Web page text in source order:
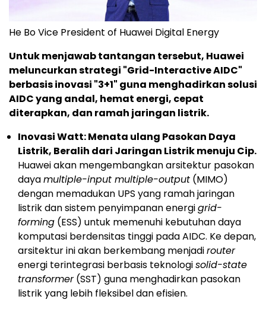
He Bo Vice President of Huawei Digital Energy
Untuk menjawab tantangan tersebut, Huawei
meluncurkan strategi "Grid-Interactive AIDC"
berbasis inovasi "3+1" guna menghadirkan solusi
AIDC yang andal, hemat energi, cepat
diterapkan, dan ramah jaringan listrik.
Inovasi Watt: Menata ulang Pasokan Daya
Listrik, Beralih dari Jaringan Listrik menuju Cip.
Huawei akan mengembangkan arsitektur pasokan
dayamultiple-input multiple-output (MIMO)
dengan memadukan UPS yang ramah jaringan
listrik dan sistem penyimpanan energigrid-
forming (ESS) untuk memenuhi kebutuhan daya
komputasi berdensitas tinggi pada AIDC. Ke depan,
arsitektur ini akan berkembang menjadirouter
energi terintegrasi berbasis teknologisolid-state
transformer(SST) guna menghadirkan pasokan
listrik yang lebih fleksibel dan efisien.